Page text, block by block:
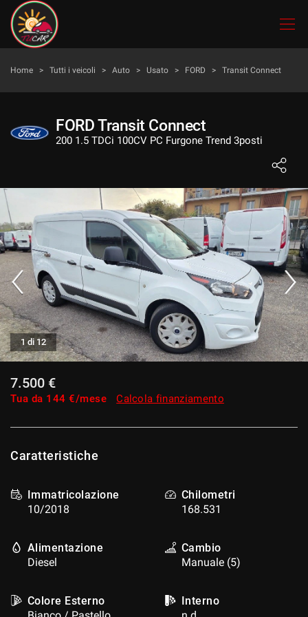
HOME
ACQUISTIAMO USATO
I NOSTRI SERVIZI
ASSISTENZA
DICONO DI NOI
CONTATTI
Home > Tutti i veicoli > Auto > Usato > FORD > Transit Connect
FORD Transit Connect
200 1.5 TDCi 100CV PC Furgone Trend 3posti
1 di 12
7.500 €
Tua da 144 €/mese Calcola finanziamento
Caratteristiche
Immatricolazione
10/2018
Chilometri
168.531
Alimentazione
Diesel
Cambio
Manuale (5)
Colore Esterno
Interno
Le
tue
preferenze
di
seguente
pannello
esprimere
preferenze
di
consenso
alle
tecnologie
di
tracciamento
che
adottiamo
per
le
funzionalità
attività
descritte.
Per
informazioni
sull'utilità
funzionamento